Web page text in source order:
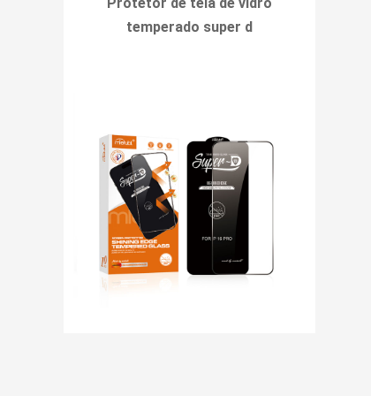
temperado super d